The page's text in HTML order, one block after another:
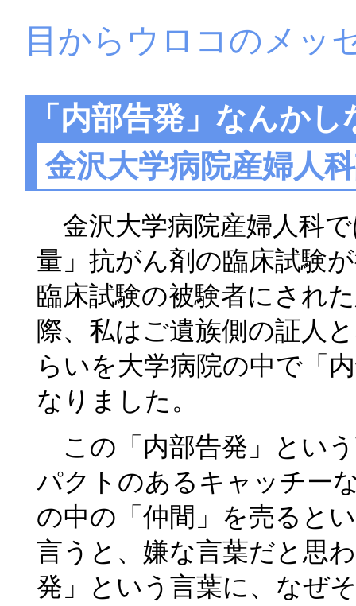
目からウロコのメッ
「内部告発」なんか
金沢大学病院産婦人
金沢大学病院産婦人科
量」抗がん剤の臨床試験
臨床試験の被験者にされ
際、私はご遺族側の証人
らいを大学病院の中で「
なりました。
この「内部告発」とい
パクトのあるキャッチー
の中の「仲間」を売ると
言うと、嫌な言葉だと思
発」という言葉に、なぜ